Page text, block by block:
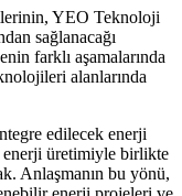
YEO Teknoloji
sağlanacağı
farklı aşamalarında
alanlarında
edilecek enerji
üretimiyle birlikte
Anlaşmanın bu yönü,